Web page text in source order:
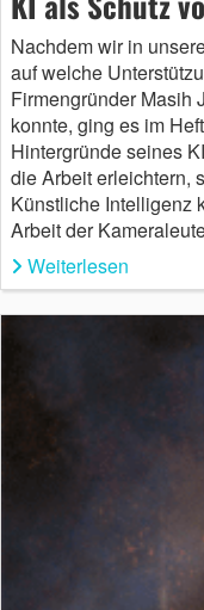
Nachdem wir in
auf welche
Firmengründer Masih
konnte, ging es im
Hintergründe seines
die Arbeit erleichtern,
Künstliche Intelligenz
Arbeit der
Weiterlesen